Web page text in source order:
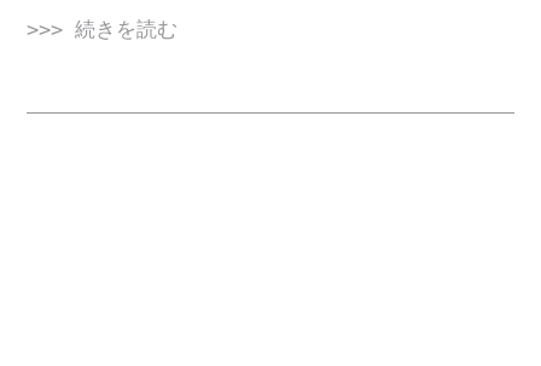
>>> 続きを読む